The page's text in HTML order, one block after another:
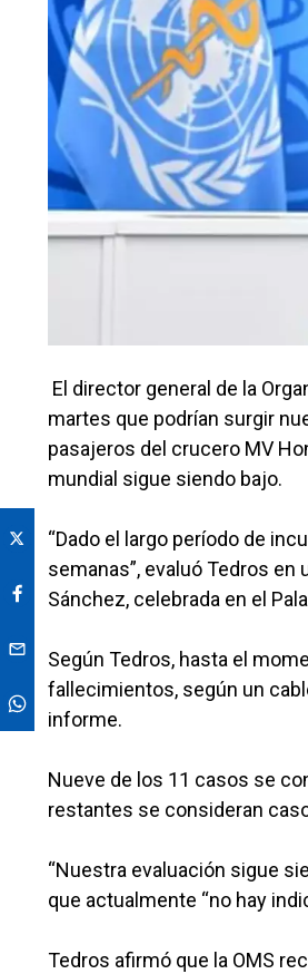
El director general de la
martes que podrían surgir
pasajeros del crucero MV
mundial sigue siendo bajo.
“Dado el largo período de
semanas”, evaluó Tedros
Sánchez, celebrada en el
Según Tedros, hasta el
fallecimientos, según un
informe.
Nueve de los 11 casos se
restantes se consideran
“Nuestra evaluación sigue
que actualmente “no hay
Tedros afirmó que la OMS